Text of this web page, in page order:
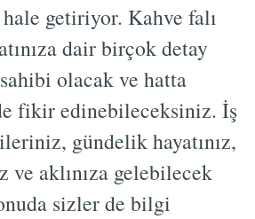
getiriyor. Kahve falı
dair birçok detay
olacak ve hatta
fikir edinebileceksiniz. İş
gündelik hayatınız,
ve aklınıza gelebilecek
sizler de bilgi